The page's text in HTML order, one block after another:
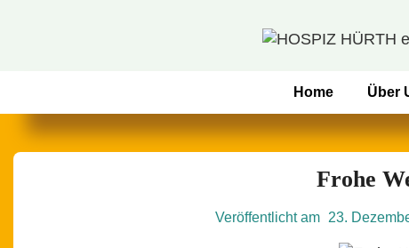
Hauptnavigation
Home Über
Frohe
Veröffentlicht am 23.